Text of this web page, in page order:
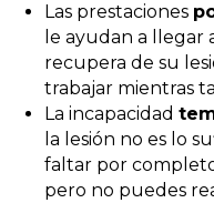
Las prestaciones
le ayudan a llegar
recupera de su
trabajar mientras
La incapacidad
la lesión no es lo
faltar por
pero no puedes